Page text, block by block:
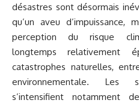
désastres sont désormais
qu’un aveu d’impuissance,
perception du risque
longtemps relativement
catastrophes naturelles,
environnementale. Les
s’intensifient notamment